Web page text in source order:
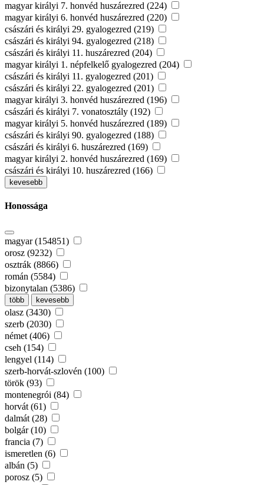
magyar királyi 7. honvéd huszárezred (224)
magyar királyi 6. honvéd huszárezred (220)
császári és királyi 29. gyalogezred (219)
császári és királyi 94. gyalogezred (218)
császári és királyi 11. huszárezred (204)
magyar királyi 1. népfelkelő gyalogezred (204)
császári és királyi 11. gyalogezred (201)
császári és királyi 22. gyalogezred (201)
magyar királyi 3. honvéd huszárezred (196)
császári és királyi 7. vonatosztály (192)
magyar királyi 5. honvéd huszárezred (189)
császári és királyi 90. gyalogezred (188)
császári és királyi 6. huszárezred (169)
magyar királyi 2. honvéd huszárezred (169)
császári és királyi 10. huszárezred (166)
kevesebb
Honossága
magyar (154851)
orosz (9232)
osztrák (8866)
román (5584)
bizonytalan (5386)
több kevesebb
olasz (3430)
szerb (2030)
német (406)
cseh (154)
lengyel (114)
szerb-horvát-szlovén (100)
török (93)
montenegrói (84)
horvát (61)
dalmát (28)
bolgár (10)
francia (7)
ismeretlen (6)
albán (5)
porosz (5)